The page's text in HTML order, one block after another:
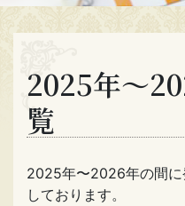
2025年〜
覧
2025年〜2026年の間に
しております。